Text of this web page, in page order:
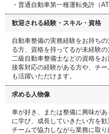
・普通自動車第一種運転免許（AT
歓迎される経験・スキル・資格
自動車整備の実務経験をお持ち
る方、資格を持ってるが未経験の
二級自動車整備士などの資格をお
接客対応の経験がある方や、チ
も活躍いただけます。
求める人物像
車が好き、または整備に興味が
に学び、成長していきたい方を歓
チームで協力しながら業務に取